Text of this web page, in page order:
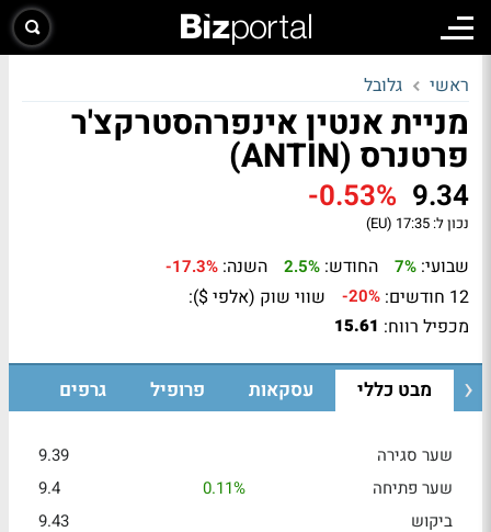
ראשי גלובל
מניית אנטין אינפרהסטרקצ'ר
פרטנרס (ANTIN)
9.34
-0.53%
נכון ל: 17:35 (EU)
שבועי: 7% החודש: 2.5% השנה: -17.3%
12 חודשים: -20%
שווי שוק (אלפי $):
מכפיל רווח: 15.61
מבט כללי עסקאות פרופיל גרפים
שער סגירה
9.39
שער פתיחה
0.11%
9.4
ביקוש
9.43